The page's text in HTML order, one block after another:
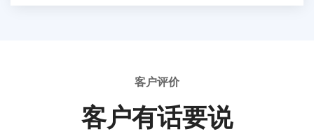
客户评价
客户有话要说